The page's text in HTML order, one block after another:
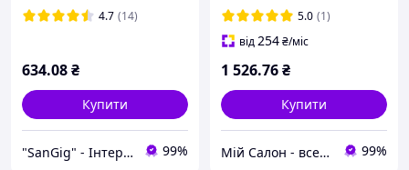
4.7 (14)
634.08₴
Купити
"SanGig" - Інтернет-магазин 99%
5.0 (1)
від254₴/міс
1 526.76₴
Купити
Мій Салон - все для вашого салону! 99%